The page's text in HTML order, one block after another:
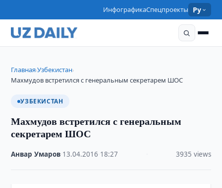
ИнфографикаСпецпроекты Ру
Главная›Узбекистан›
Махмудов встретился с генеральным секретарем ШОС
УЗБЕКИСТАН
Махмудов встретился с генеральным
секретарем ШОС
Анвар Умаров 13.04.2016 18:27 3935 views